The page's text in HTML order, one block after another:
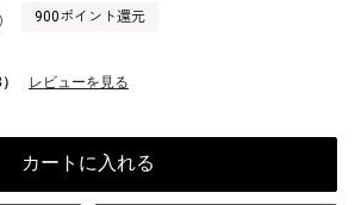
900ポイント還元
レビューを見る
カートに入れる